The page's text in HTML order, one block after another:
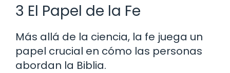
3 El Papel de la Fe
Más allá de la ciencia, la fe juega un
papel crucial en cómo las personas
abordan la Biblia.